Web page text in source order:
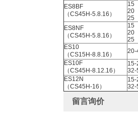
ES8BF
（CS45H-5.8.16）
15
20
25
ES8NF
（CS45H-5.8.16）
15
20
25
ES10
（CS15H-8.8.16）
20-
ES10F
（CS45H-8.12.16）
15-
32-
ES12N
（CS45H-16）
15-
32-
留言询价